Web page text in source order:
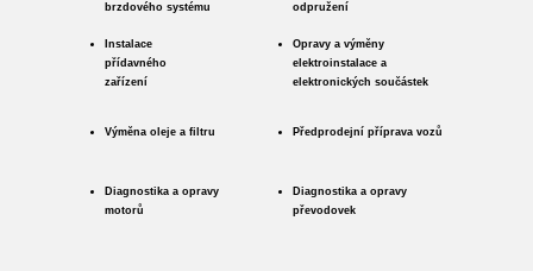
Diagnostika a opravy
motorů
odpružení
Diagnostika a opravy
převodovek
brzdového systému
Výměna oleje a filtru
Opravy a výměny
elektroinstalace a
elektronických součástek
Instalace
přídavného
zařízení
Předprodejní příprava vozů